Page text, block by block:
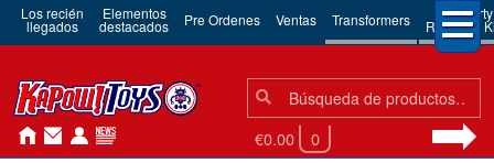
Los recién
llegados
Elementos
destacados Pre Ordenes Ventas Transformers 3rd Party
Robots &
Búsqueda:
Búsqueda
€0.00 0